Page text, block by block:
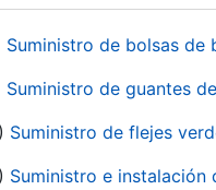
Suministro de bolsas de
Suministro de guantes
Suministro de flejes
Suministro e instalación